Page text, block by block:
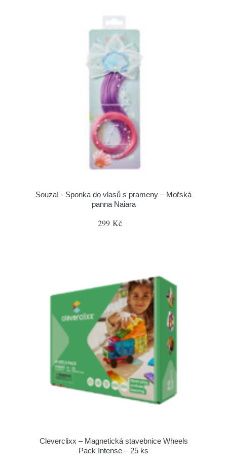
Souza! - Sponka do vlasů s prameny – Mořská
panna Naiara
299 Kč
Cleverclixx – Magnetická stavebnice Wheels
Pack Intense – 25 ks